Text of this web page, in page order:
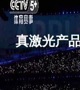
真激光产